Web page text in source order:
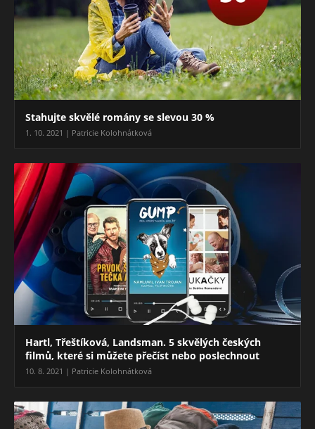
Stahujte skvělé romány se slevou 30 %
1. 10. 2021 | Patricie Kolohnátková
Hartl, Třeštíková, Landsman. 5 skvělých českých
filmů, které si můžete přečíst nebo poslechnout
10. 8. 2021 | Patricie Kolohnátková